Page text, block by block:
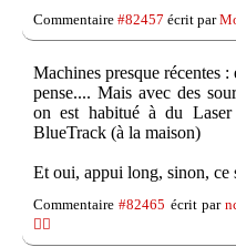
Commentaire #82457 écrit par
Machines presque récentes
pense.... Mais avec des
on est habitué à du
BlueTrack (à la maison)
Et oui, appui long, sinon, ce
Commentaire#82465 écrit par
👎🏽